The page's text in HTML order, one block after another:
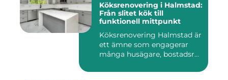
Köksrenovering i Halmstad:
Från slitet kök till
funktionell mittpunkt
Köksrenovering Halmstad är
ett ämne som engagerar
många husägare, bostadsr...